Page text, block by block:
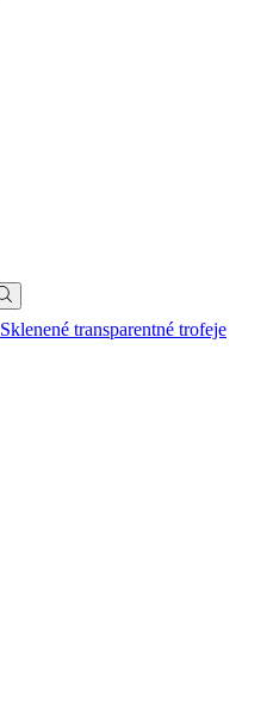
Search
Sklenené transparentné trofeje